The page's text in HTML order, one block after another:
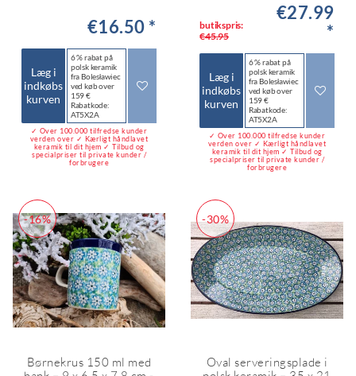
€16.50 *
Læg i
indkøbs
kurven
6 % rabat på
polsk keramik
fra Bolesławiec
ved køb over
159 €
Rabatkode:
AT5X2A
✓ Over 100.000 tilfredse kunder
verden over ✓ Kærligt håndlavet
keramik til dit hjem ✓ Tilbud og
specialpriser til private kunder /
forbrugere
butikspris:
€45.95
€27.99
*
Læg i
indkøbs
kurven
6 % rabat på
polsk keramik
fra Bolesławiec
ved køb over
159 €
Rabatkode:
AT5X2A
✓ Over 100.000 tilfredse kunder
verden over ✓ Kærligt håndlavet
keramik til dit hjem ✓ Tilbud og
specialpriser til private kunder /
forbrugere
-16%
Børnekrus 150 ml med
-30%
Oval serveringsplade i